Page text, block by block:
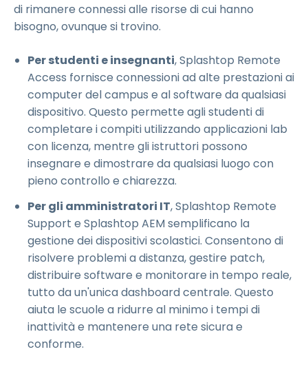
di rimanere connessi alle risorse di cui hanno
bisogno, ovunque si trovino.
Per studenti e insegnanti, Splashtop Remote
Access fornisce connessioni ad alte prestazioni ai
computer del campus e al software da qualsiasi
dispositivo. Questo permette agli studenti di
completare i compiti utilizzando applicazioni lab
con licenza, mentre gli istruttori possono
insegnare e dimostrare da qualsiasi luogo con
pieno controllo e chiarezza.
Per gli amministratori IT, Splashtop Remote
Support e Splashtop AEM semplificano la
gestione dei dispositivi scolastici. Consentono di
risolvere problemi a distanza, gestire patch,
distribuire software e monitorare in tempo reale,
tutto da un'unica dashboard centrale. Questo
aiuta le scuole a ridurre al minimo i tempi di
inattività e mantenere una rete sicura e
conforme.